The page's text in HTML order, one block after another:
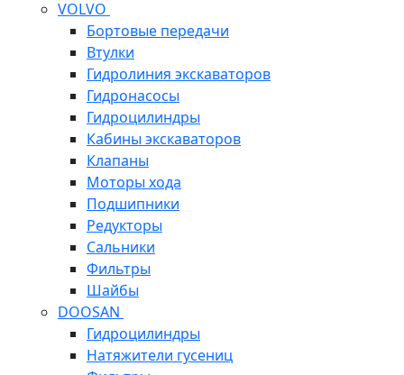
VOLVO
Бортовые передачи
Втулки
Гидролиния экскаваторов
Гидронасосы
Гидроцилиндры
Кабины экскаваторов
Клапаны
Моторы хода
Подшипники
Редукторы
Сальники
Фильтры
Шайбы
DOOSAN
Гидроцилиндры
Натяжители гусениц